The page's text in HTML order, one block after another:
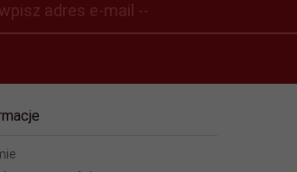
adres e-mail --